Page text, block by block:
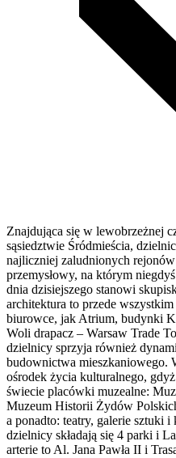
Znajdująca się w lewobrzeżnej
sąsiedztwie Śródmieścia,
najliczniej zaludnionych
przemysłowy, na którym
dnia dzisiejszego stanowi
architektura to przede
biurowce, jak Atrium, budynki
Woli drapacz – Warsaw Trade
dzielnicy sprzyja również
budownictwa mieszkaniowego.
ośrodek życia kulturalnego,
świecie placówki muzealne:
Muzeum Historii Żydów
a ponadto: teatry, galerie sztuki
dzielnicy składają się 4 parki i
arterie to Al. Jana Pawła II i